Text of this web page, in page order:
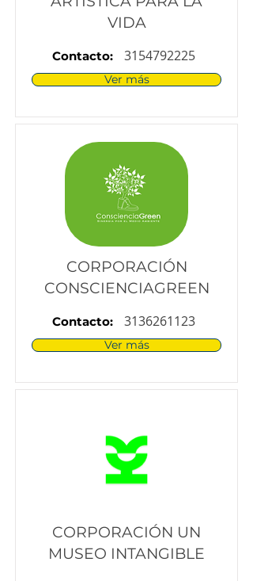
VIDA
Contacto: 3154792225
Ver más
CORPORACIÓN
CONSCIENCIAGREEN
Contacto: 3136261123
Ver más
CORPORACIÓN UN
MUSEO INTANGIBLE